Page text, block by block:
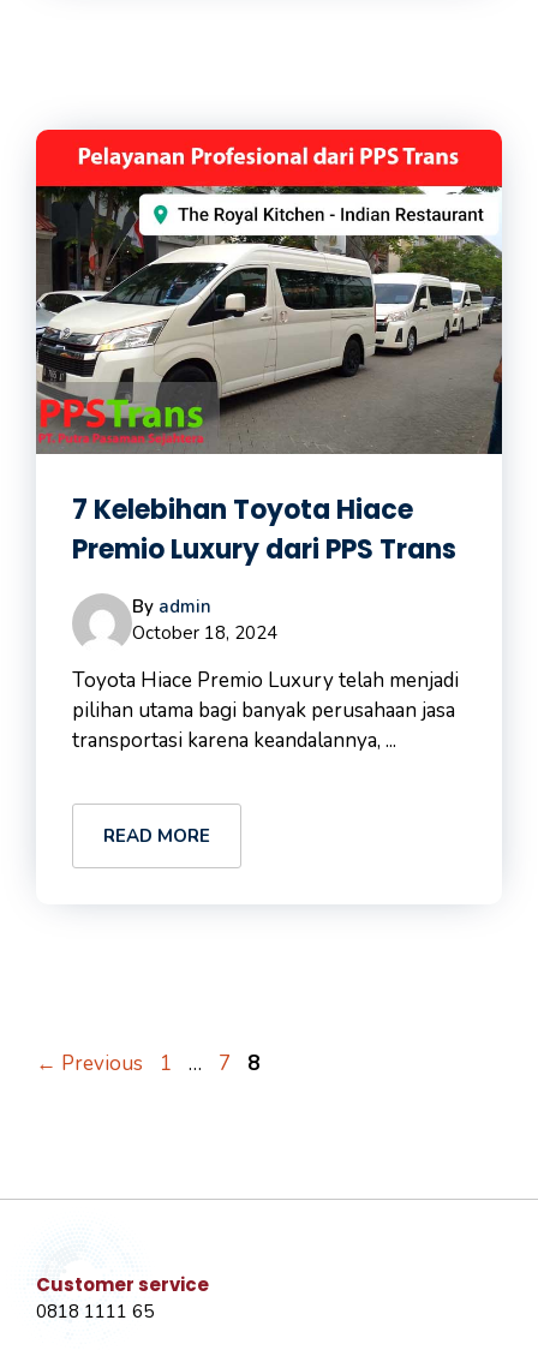
7 Kelebihan Toyota Hiace
Premio Luxury dari PPS Trans
By admin
October 18, 2024
Toyota Hiace Premio Luxury telah menjadi
pilihan utama bagi banyak perusahaan jasa
transportasi karena keandalannya, ...
READ MORE
← Previous Page
1 … Page
7 Page
8
Customer service
0818 1111 65